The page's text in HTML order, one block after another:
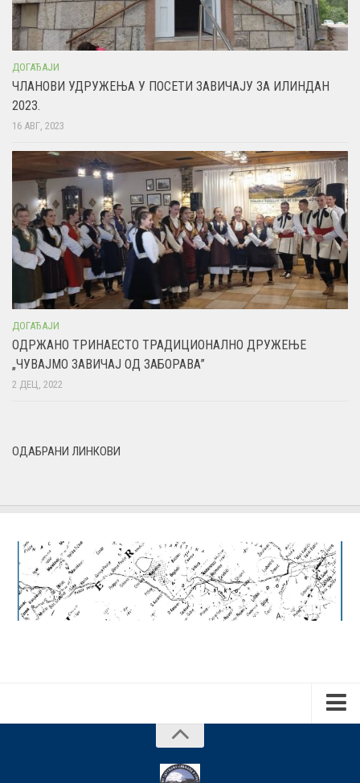
ДОГАЂАЈИ
ЧЛАНОВИ УДРУЖЕЊА У ПОСЕТИ ЗАВИЧАЈУ ЗА ИЛИНДАН
2023.
16 АВГ, 2023
ДОГАЂАЈИ
ОДРЖАНО ТРИНАЕСТО ТРАДИЦИОНАЛНО ДРУЖЕЊЕ
„ЧУВАЈМО ЗАВИЧАЈ ОД ЗАБОРАВА”
2 ДЕЦ, 2022
ОДАБРАНИ ЛИНКОВИ